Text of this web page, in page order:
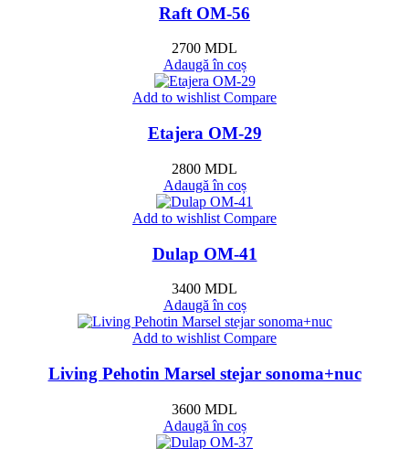
mic
mare
Raft OM-56
2700 MDL
Adaugă în coș
Add to wishlist Compare
Etajera OM-29
2800 MDL
Adaugă în coș
Add to wishlist Compare
Dulap OM-41
3400 MDL
Adaugă în coș
Add to wishlist Compare
Living Pehotin Marsel stejar sonoma+nuc
3600 MDL
Adaugă în coș